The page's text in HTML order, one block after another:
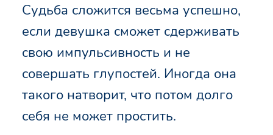
Судьба сложится весьма успешно,
если девушка сможет сдерживать
свою импульсивность и не
совершать глупостей. Иногда она
такого натворит, что потом долго
себя не может простить.